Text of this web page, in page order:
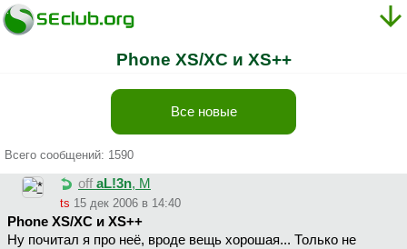
Phone XS/XC и XS++
Все новые
Всего сообщений: 1590
off aL!3n, М
ts 15 дек 2006 в 14:40
Phone XS/XC и XS++
Ну почитал я про неё, вроде вещь хорошая... Только не